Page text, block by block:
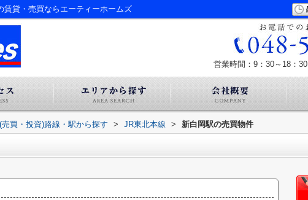
賃貸・売買ならエーティーホームズ
営業時間：9：30～18：30
(売買・投資)路線・駅から探す > JR東北本線 > 新白岡駅の売買物件